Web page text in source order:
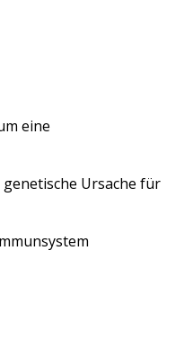
eine
Ursache für